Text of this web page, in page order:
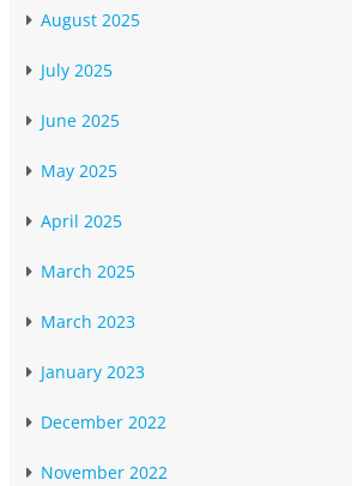
August 2025
July 2025
June 2025
May 2025
April 2025
March 2025
March 2023
January 2023
December 2022
November 2022